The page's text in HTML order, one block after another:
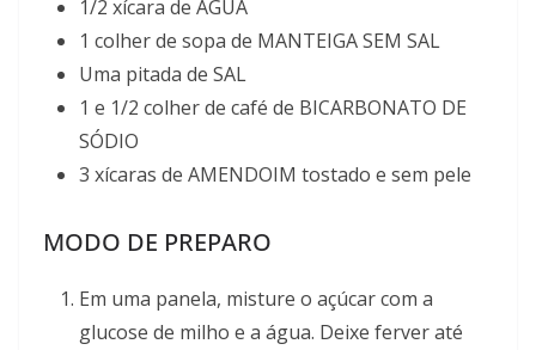
1/2 xícara de ÁGUA
1 colher de sopa de MANTEIGA SEM SAL
Uma pitada de SAL
1 e 1/2 colher de café de BICARBONATO DE
SÓDIO
3 xícaras de AMENDOIM tostado e sem pele
MODO DE PREPARO
Em uma panela, misture o açúcar com a
glucose de milho e a água. Deixe ferver até